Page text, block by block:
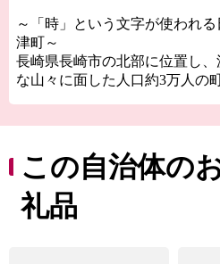
～「時」という文字が使われ
津町～
長崎県長崎市の北部に位置し
な山々に面した人口約3万人の
「時津」と呼ばれていたと言
いう言葉は、万葉の昔から「
こと」という意味で使われて
「船が停泊する場所」という
この自治体の
礼品